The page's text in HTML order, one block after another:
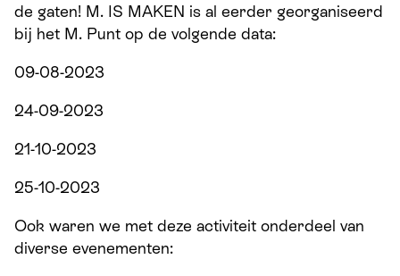
de gaten! M. IS MAKEN is al eerder georganiseerd
bij het M. Punt op de volgende data:
09-08-2023
24-09-2023
21-10-2023
25-10-2023
Ook waren we met deze activiteit onderdeel van
diverse evenementen: